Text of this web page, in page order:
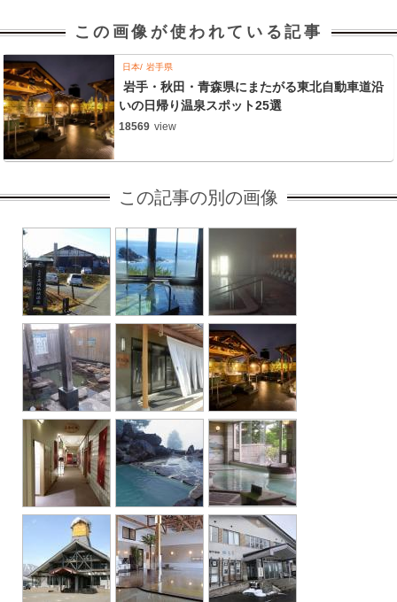
この画像が使われている記事
日本 岩手県
岩手・秋田・青森県にまたがる東北自動車道沿
いの日帰り温泉スポット25選
18569 view
この記事の別の画像